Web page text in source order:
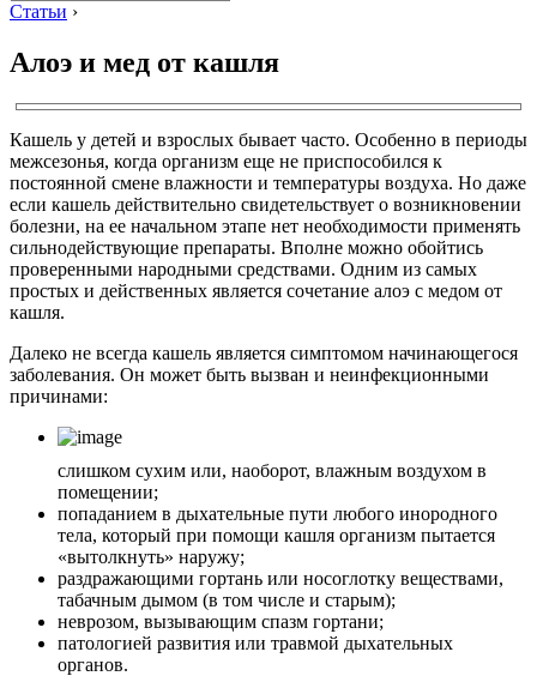
Статьи ›
Алоэ и мед от кашля
Кашель у детей и взрослых бывает часто. Особенно в периоды
межсезонья, когда организм еще не приспособился к
постоянной смене влажности и температуры воздуха. Но даже
если кашель действительно свидетельствует о возникновении
болезни, на ее начальном этапе нет необходимости применять
сильнодействующие препараты. Вполне можно обойтись
проверенными народными средствами. Одним из самых
простых и действенных является сочетание алоэ с медом от
кашля.
Далеко не всегда кашель является симптомом начинающегося
заболевания. Он может быть вызван и неинфекционными
причинами:
слишком сухим или, наоборот, влажным воздухом в
помещении;
попаданием в дыхательные пути любого инородного
тела, который при помощи кашля организм пытается
«вытолкнуть» наружу;
раздражающими гортань или носоглотку веществами,
табачным дымом (в том числе и старым);
неврозом, вызывающим спазм гортани;
патологией развития или травмой дыхательных
органов.